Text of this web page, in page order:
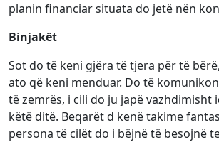
planin financiar situata do jetë nën
Binjakët
Sot do të keni gjëra të tjera për të
ato që keni menduar. Do të
të zemrës, i cili do ju japë vazhdimisht
këtë ditë. Beqarët d kenë takime
persona të cilët do i bëjnë të besojnë